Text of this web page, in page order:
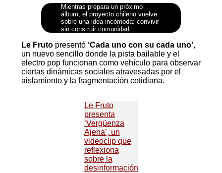
Mientras prepara un próximo
álbum, el proyecto chileno vuelve
sobre una idea incómoda: convivir
sin construir comunidad.
Le Fruto presentó ‘Cada uno con su cada uno’,
un nuevo sencillo donde la pista bailable y el
electro pop funcionan como vehículo para observar
ciertas dinámicas sociales atravesadas por el
aislamiento y la fragmentación cotidiana.
Le Fruto
presenta
‘Vergüenza
Ajena’, un
videoclip que
reflexiona
sobre la
desinformación